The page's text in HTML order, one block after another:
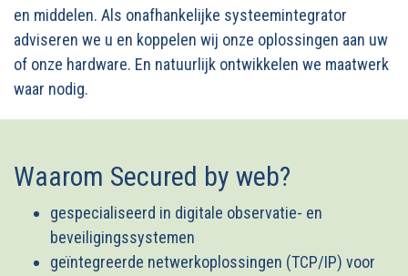
en middelen. Als onafhankelijke systeemintegrator
adviseren we u en koppelen wij onze oplossingen aan uw
of onze hardware. En natuurlijk ontwikkelen we maatwerk
waar nodig.
Waarom Secured by web?
gespecialiseerd in digitale observatie- en
beveiligingssystemen
geïntegreerde netwerkoplossingen (TCP/IP) voor